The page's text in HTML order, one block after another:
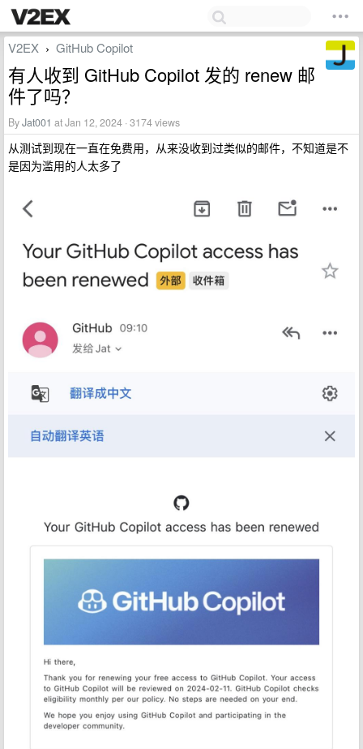
V2EX › GitHub Copilot
有人收到 GitHub Copilot 发的 renew 邮
件了吗？
ByJat001 at Jan 12, 2024 · 3174 views
从测试到现在一直在免费用，从来没收到过类似的邮件，不知道是不
是因为滥用的人太多了